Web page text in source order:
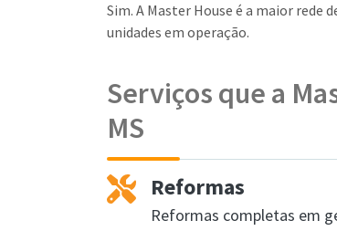
Sim. A Master House é a maior rede
unidades em operação.
Serviços que a
MS
Reformas
Reformas completas em